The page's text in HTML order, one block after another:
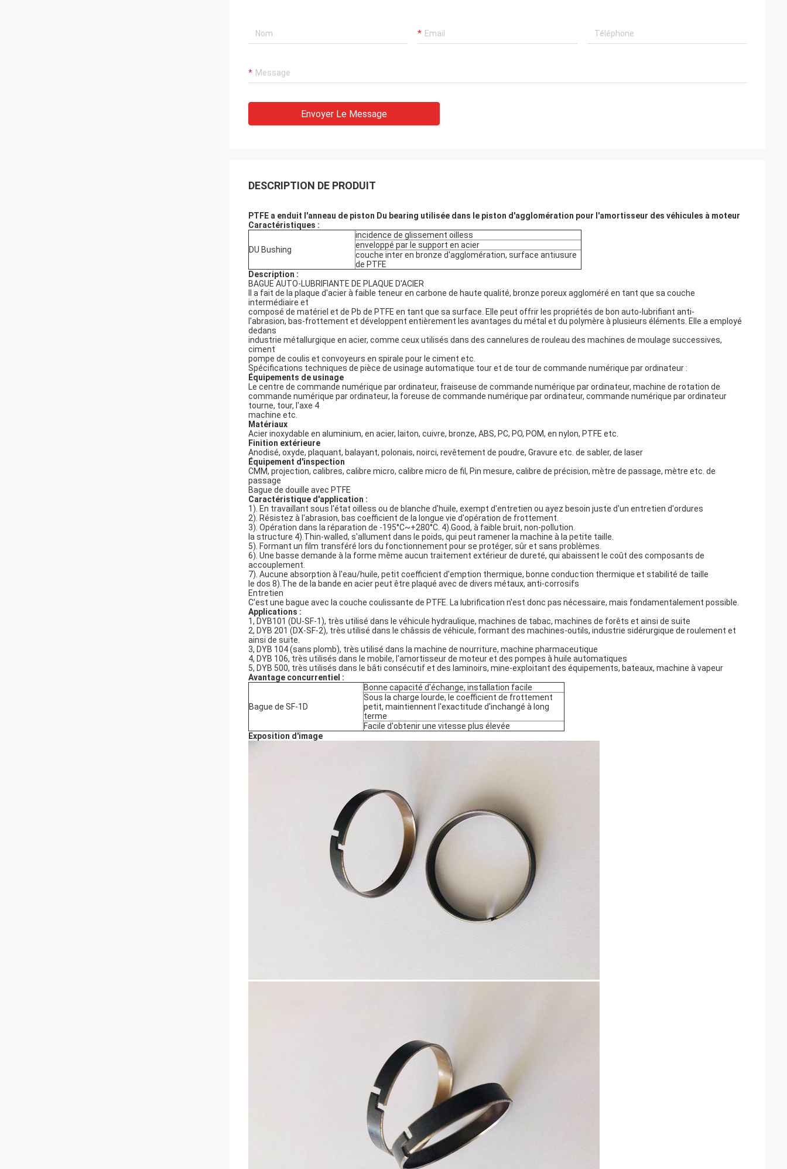
Envoyer Le Message
DESCRIPTION DE PRODUIT
PTFE a enduit l'anneau de piston Du bearing utilisée dans le piston d'agglomération pour l'amortisseur des véhicules à moteur
Caractéristiques :
DU Bushing
incidence de glissement oilless
enveloppé par le support en acier
couche inter en bronze d'agglomération, surface antiusure
de PTFE
Description :
BAGUE AUTO-LUBRIFIANTE DE PLAQUE D'ACIER
Il a fait de la plaque d'acier à faible teneur en carbone de haute qualité, bronze poreux aggloméré en tant que sa couche
intermédiaire et
composé de matériel et de Pb de PTFE en tant que sa surface. Elle peut offrir les propriétés de bon auto-lubrifiant anti-
l'abrasion, bas-frottement et développent entièrement les avantages du métal et du polymère à plusieurs éléments. Elle a employé
dedans
industrie métallurgique en acier, comme ceux utilisés dans des cannelures de rouleau des machines de moulage successives,
ciment
pompe de coulis et convoyeurs en spirale pour le ciment etc.
Spécifications techniques de pièce de usinage automatique tour et de tour de commande numérique par ordinateur :
Équipements de usinage
Le centre de commande numérique par ordinateur, fraiseuse de commande numérique par ordinateur, machine de rotation de
commande numérique par ordinateur, la foreuse de commande numérique par ordinateur, commande numérique par ordinateur
tourne, tour, l'axe 4
machine etc.
Matériaux
Acier inoxydable en aluminium, en acier, laiton, cuivre, bronze, ABS, PC, PO, POM, en nylon, PTFE etc.
Finition extérieure
Anodisé, oxyde, plaquant, balayant, polonais, noirci, revêtement de poudre, Gravure etc. de sabler, de laser
Équipement d'inspection
CMM, projection, calibres, calibre micro, calibre micro de fil, Pin mesure, calibre de précision, mètre de passage, mètre etc. de
passage
Bague de douille avec PTFE
Caractéristique d'application :
1). En travaillant sous l'état oilless ou de blanche d'huile, exempt d'entretien ou ayez besoin juste d'un entretien d'ordures
2). Résistez à l'abrasion, bas coefficient de la longue vie d'opération de frottement.
3). Opération dans la réparation de -195°C~+280°C. 4).Good, à faible bruit, non-pollution.
la structure 4).Thin-walled, s'allument dans le poids, qui peut ramener la machine à la petite taille.
5). Formant un film transféré lors du fonctionnement pour se protéger, sûr et sans problèmes.
6). Une basse demande à la forme même aucun traitement extérieur de dureté, qui abaissent le coût des composants de
accouplement.
7). Aucune absorption à l'eau/huile, petit coefficient d'emption thermique, bonne conduction thermique et stabilité de taille
le dos 8).The de la bande en acier peut être plaqué avec de divers métaux, anti-corrosifs
Entretien
C'est une bague avec la couche coulissante de PTFE. La lubrification n'est donc pas nécessaire, mais fondamentalement possible.
Applications :
1, DYB101 (DU-SF-1), très utilisé dans le véhicule hydraulique, machines de tabac, machines de forêts et ainsi de suite
2, DYB 201 (DX-SF-2), très utilisé dans le châssis de véhicule, formant des machines-outils, industrie sidérurgique de roulement et
ainsi de suite.
3, DYB 104 (sans plomb), très utilisé dans la machine de nourriture, machine pharmaceutique
4, DYB 106, très utilisés dans le mobile, l'amortisseur de moteur et des pompes à huile automatiques
5, DYB 500, très utilisés dans le bâti consécutif et des laminoirs, mine-exploitant des équipements, bateaux, machine à vapeur
Avantage concurrentiel :
Bague de SF-1D
Bonne capacité d'échange, installation facile
Sous la charge lourde, le coefficient de frottement
petit, maintiennent l'exactitude d'inchangé à long
terme
Facile d'obtenir une vitesse plus élevée
Exposition d'image